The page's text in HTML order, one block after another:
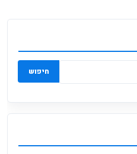
חיפוש